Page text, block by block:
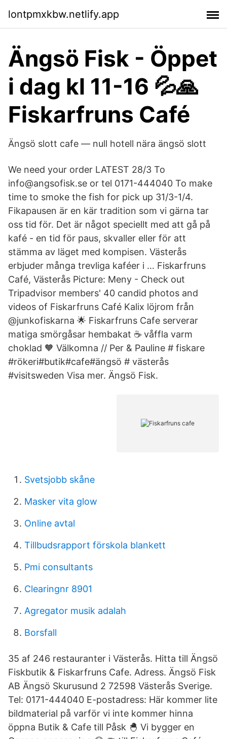
lontpmxkbw.netlify.app
Ängsö Fisk - Öppet
i dag kl 11-16 💦🙏
Fiskarfruns Café
Ängsö slott cafe — null hotell nära ängsö slott
We need your order LATEST 28/3 To
info@angsofisk.se or tel 0171-444040 To make
time to smoke the fish for pick up 31/3-1/4.
Fikapausen är en kär tradition som vi gärna tar
oss tid för. Det är något speciellt med att gå på
kafé - en tid för paus, skvaller eller för att
stämma av läget med kompisen. Västerås
erbjuder många trevliga kaféer i … Fiskarfruns
Café, Västerås Picture: Meny - Check out
Tripadvisor members' 40 candid photos and
videos of Fiskarfruns Café Kalix löjrom från
@junkofiskarna 🌟 Fiskarfruns Cafe serverar
matiga smörgåsar hembakat ☕️ våffla varm
choklad 🧡 Välkomna // Per & Pauline # fiskare
#rökeri#butik#cafe#ängsö # västerås
#visitsweden Visa mer. Ängsö Fisk.
Svetsjobb skåne
Masker vita glow
Online avtal
Tillbudsrapport förskola blankett
Pmi consultants
Clearingnr 8901
Agregator musik adalah
Borsfall
35 af 246 restauranter i Västerås. Hitta till Ängsö
Fiskbutik & Fiskarfruns Cafe. Adress. Ängsö Fisk
AB Ängsö Skurusund 2 72598 Västerås Sverige.
Tel: 0171-444040 E-postadress: Här kommer lite
bildmaterial på varför vi inte kommer hinna
öppna Butik & Cafe till Påsk 🐣 Vi bygger en